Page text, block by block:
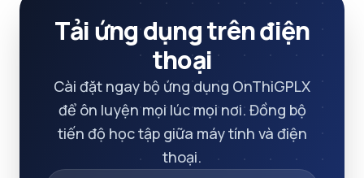
Tải ứng dụng trên điện
thoại
Cài đặt ngay bộ ứng dụng OnThiGPLX
để ôn luyện mọi lúc mọi nơi. Đồng bộ
tiến độ học tập giữa máy tính và điện
thoại.